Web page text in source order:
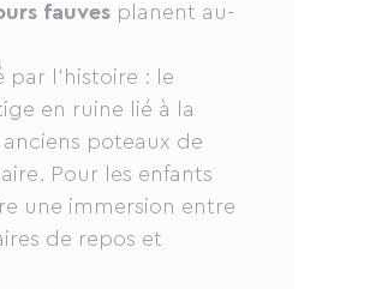
fauves planent au-
par l’histoire : le
en ruine lié à la
poteaux de
Pour les enfants
une immersion entre
de repos et